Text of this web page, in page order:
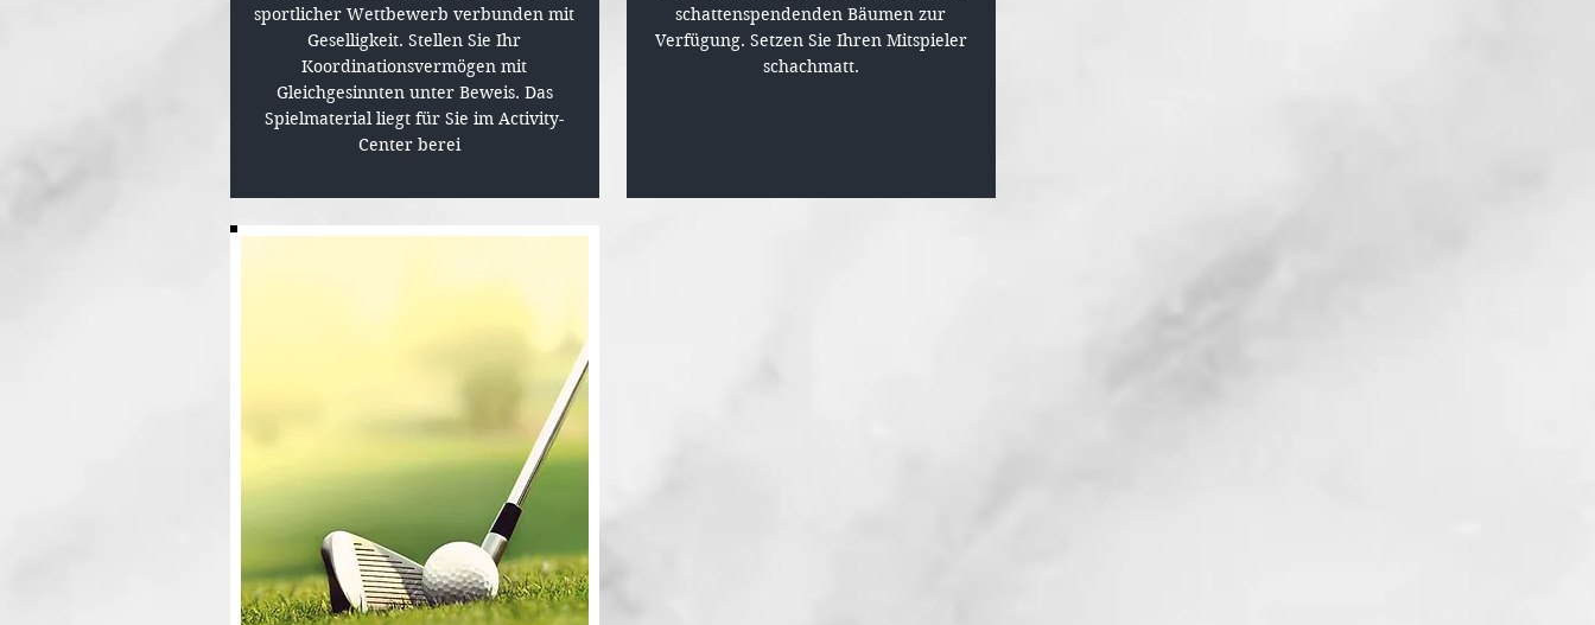
sportlicher Wettbewerb verbunden mit
Geselligkeit. Stellen Sie Ihr
Koordinationsvermögen mit
Gleichgesinnten unter Beweis. Das
Spielmaterial liegt für Sie im Activity-
Center bereit.
schattenspendenden Bäumen zur
Verfügung. Setzen Sie Ihren Mitspieler
schachmatt.